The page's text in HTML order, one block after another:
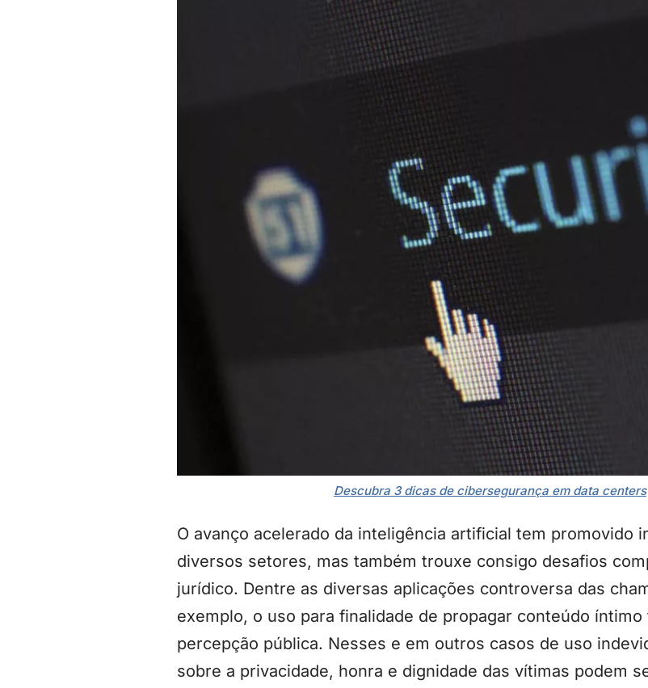
Descubra 3 dicas de cibersegurança em data centers
O avanço acelerado da inteligência artificial tem promovido
diversos setores, mas também trouxe consigo desafios
jurídico. Dentre as diversas aplicações controversa das
exemplo, o uso para finalidade de propagar conteúdo
percepção pública. Nesses e em outros casos de uso
sobre a privacidade, honra e dignidade das vítimas podem